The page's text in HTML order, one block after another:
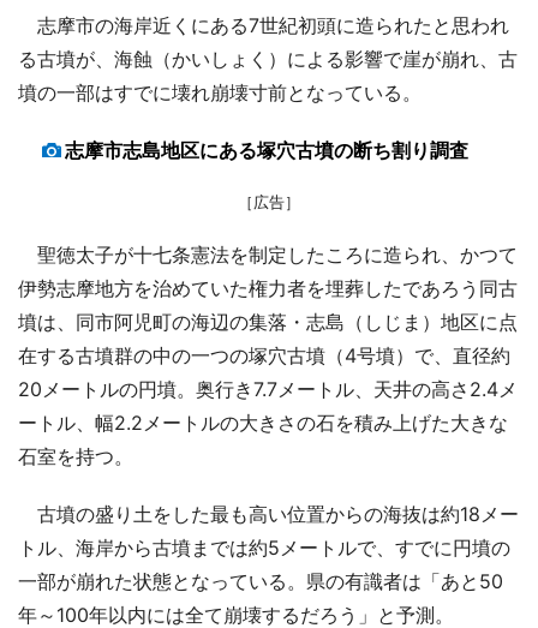
志摩市の海岸近くにある7世紀初頭に造られたと思われ
る古墳が、海蝕（かいしょく）による影響で崖が崩れ、古
墳の一部はすでに壊れ崩壊寸前となっている。
志摩市志島地区にある塚穴古墳の断ち割り調査
［広告］
聖徳太子が十七条憲法を制定したころに造られ、かつて
伊勢志摩地方を治めていた権力者を埋葬したであろう同古
墳は、同市阿児町の海辺の集落・志島（しじま）地区に点
在する古墳群の中の一つの塚穴古墳（4号墳）で、直径約
20メートルの円墳。奥行き7.7メートル、天井の高さ2.4メ
ートル、幅2.2メートルの大きさの石を積み上げた大きな
石室を持つ。
古墳の盛り土をした最も高い位置からの海抜は約18メー
トル、海岸から古墳までは約5メートルで、すでに円墳の
一部が崩れた状態となっている。県の有識者は「あと50
年～100年以内には全て崩壊するだろう」と予測。